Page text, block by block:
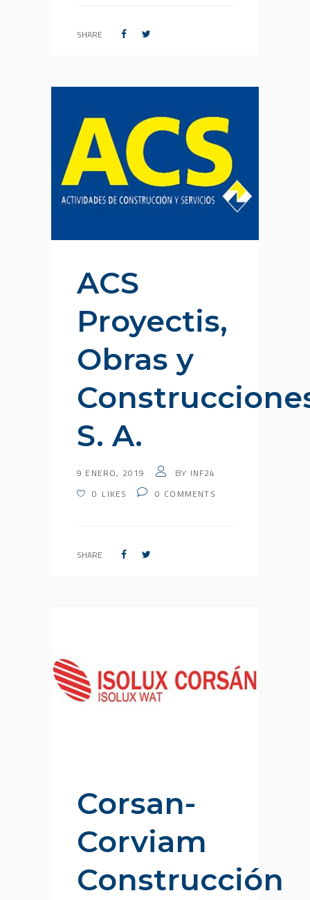
SHARE
ACS
Proyectis,
Obras y
S. A.
9 ENERO, 2019 BY INF24
0 LIKES 0 COMMENTS
SHARE
Corsan-
Corviam
Construcción